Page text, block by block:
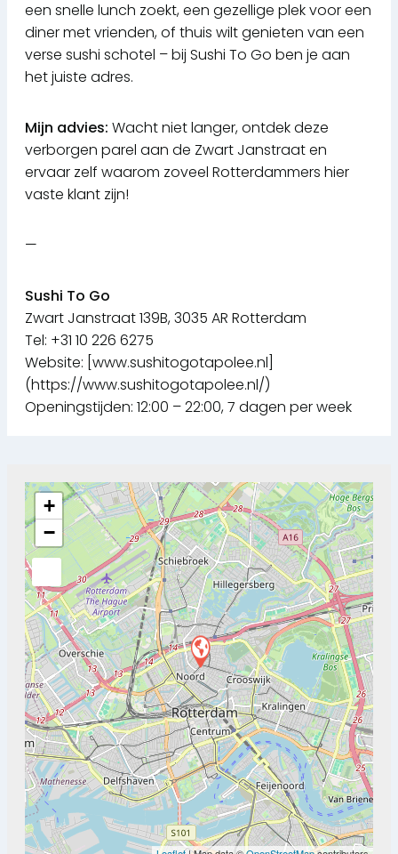
een snelle lunch zoekt, een gezellige plek voor een
diner met vrienden, of thuis wilt genieten van een
verse sushi schotel – bij Sushi To Go ben je aan
het juiste adres.
Mijn advies: Wacht niet langer, ontdek deze
verborgen parel aan de Zwart Janstraat en
ervaar zelf waarom zoveel Rotterdammers hier
vaste klant zijn!
—
Sushi To Go
Zwart Janstraat 139B, 3035 AR Rotterdam
Tel: +31 10 226 6275
Website: [www.sushitogotapolee.nl]
(https://www.sushitogotapolee.nl/)
Openingstijden: 12:00 – 22:00, 7 dagen per week
+
−